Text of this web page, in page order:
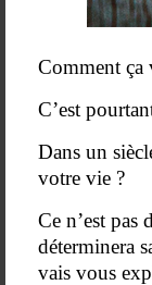
Comment ça
C’est
Dans un
votre vie ?
Ce n’est
déterminera
vais vous